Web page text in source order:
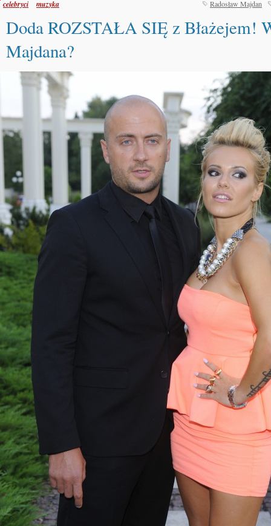
celebryci muzyka Radosław Majdan
Doda ROZSTAŁA SIĘ z Błażejem!
Majdana?